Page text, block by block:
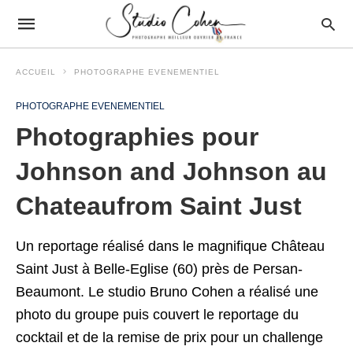
ACCUEIL PHOTOGRAPHE EVENEMENTIEL
PHOTOGRAPHE EVENEMENTIEL
Photographies pour
Johnson and Johnson au
Chateaufrom Saint Just
Un reportage réalisé dans le magnifique Château
Saint Just à Belle-Eglise (60) près de Persan-
Beaumont. Le studio Bruno Cohen a réalisé une
photo du groupe puis couvert le reportage du
cocktail et de la remise de prix pour un challenge